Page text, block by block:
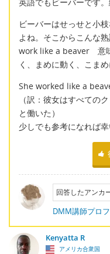
ビーバーはせっせと小
よね。そこからこんな熟
work like a beaver 意
く、まめに動く、こまめ
She worked like a
（訳：彼女はすべての
と働いた）
少しでも参考になれば幸
回答したアンカ
DMM講師プロ
Kenyatta R
アメリカ合衆国